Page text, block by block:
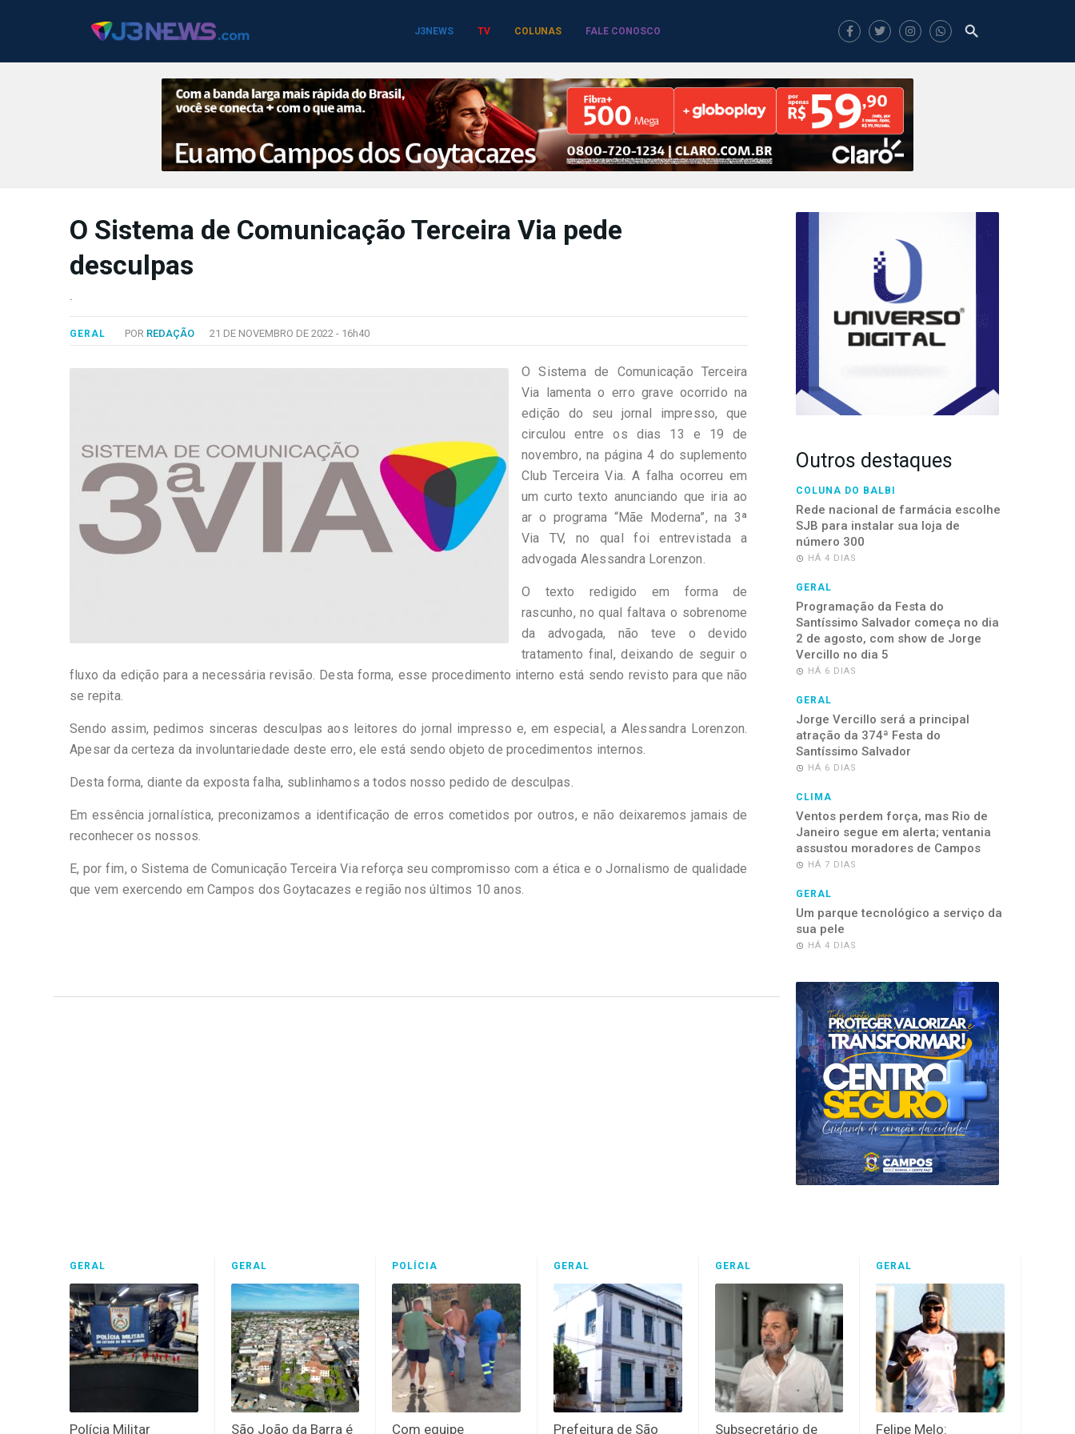
J3NEWS TV COLUNAS FALE CONOSCO
O Sistema de Comunicação Terceira Via pede
desculpas
.
GERAL POR REDAÇÃO 21 DE NOVEMBRO DE 2022 - 16h40
O Sistema de Comunicação Terceira
Via lamenta o erro grave ocorrido na
edição do seu jornal impresso, que
circulou entre os dias 13 e 19 de
novembro, na página 4 do suplemento
Club Terceira Via. A falha ocorreu em
um curto texto anunciando que iria ao
ar o programa “Mãe Moderna”, na 3ª
Via TV, no qual foi entrevistada a
advogada Alessandra Lorenzon.
O texto redigido em forma de
rascunho, no qual faltava o sobrenome
da advogada, não teve o devido
tratamento final, deixando de seguir o
fluxo da edição para a necessária revisão. Desta forma, esse procedimento interno está sendo revisto para que não
se repita.
Sendo assim, pedimos sinceras desculpas aos leitores do jornal impresso e, em especial, a Alessandra Lorenzon.
Apesar da certeza da involuntariedade deste erro, ele está sendo objeto de procedimentos internos.
Desta forma, diante da exposta falha, sublinhamos a todos nosso pedido de desculpas.
Em essência jornalística, preconizamos a identificação de erros cometidos por outros, e não deixaremos jamais de
reconhecer os nossos.
E, por fim, o Sistema de Comunicação Terceira Via reforça seu compromisso com a ética e o Jornalismo de qualidade
que vem exercendo em Campos dos Goytacazes e região nos últimos 10 anos.
Outros destaques
COLUNA DO BALBI
Rede nacional de farmácia escolhe
SJB para instalar sua loja de
número 300
HÁ 4 DIAS
GERAL
Programação da Festa do
Santíssimo Salvador começa no dia
2 de agosto, com show de Jorge
Vercillo no dia 5
HÁ 6 DIAS
GERAL
Jorge Vercillo será a principal
atração da 374ª Festa do
Santíssimo Salvador
HÁ 6 DIAS
CLIMA
Ventos perdem força, mas Rio de
Janeiro segue em alerta; ventania
assustou moradores de Campos
HÁ 7 DIAS
GERAL
Um parque tecnológico a serviço da
sua pele
HÁ 4 DIAS
GERAL
Polícia Militar
GERAL
São João da Barra é
POLÍCIA
Com equipe
GERAL
Prefeitura de São
GERAL
Subsecretário de
GERAL
Felipe Melo: